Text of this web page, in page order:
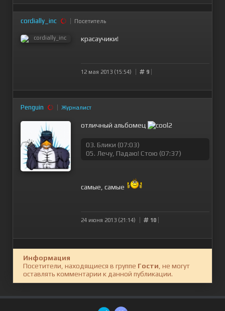
cordially_inc Посетитель
красаучики!
12 мая 2013 (15:54) 9
Penguin Журналист
отличный альбомец
03. Блики (07:03)
05. Лечу, Падаю! Стою (07:37)
самые, самые
24 июня 2013 (21:14) 10
Информация
Посетители, находящиеся в группе Гости, не могут
оставлять комментарии к данной публикации.